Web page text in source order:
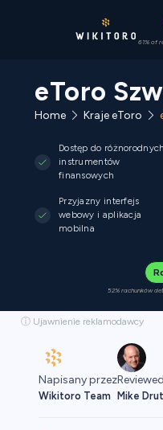
61% of
eToro
Home Kraje eToro
Dostęp do różnorodnych
instrumentów
finansowych
Przyjazny interfejs
webowy i aplikacja
mobilna
52% rachunków
ⓘ Ujawnienie reklamodawcy
Napisany przez
Wikitoro Team Mike